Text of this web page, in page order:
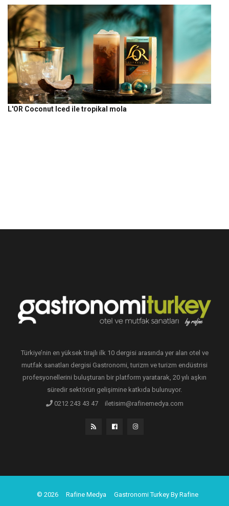
L'OR Coconut Iced ile tropikal mola
Türkiye’nin en yüksek tirajlı ilk 10 dergisi arasında yer alan otel ve
mutfak sanatları dergisi Gastronomi, turizm ve turizm endüstrisi
profesyonellerini buluşturan bir platform yaratarak, 20 yılı aşkın
süredir sektörün gelişimine katkıda bulunuyor.
0212 243 43 47
iletisim@rafinemedya.com
© 2026 Rafine Medya Gastronomi Turkey By Rafine